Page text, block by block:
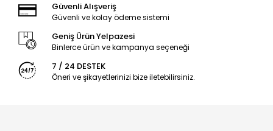
Güvenli Alışveriş
Güvenli ve kolay ödeme sistemi
Geniş Ürün Yelpazesi
Binlerce ürün ve kampanya seçeneği
7 / 24 DESTEK
Öneri ve şikayetlerinizi bize iletebilirsiniz.